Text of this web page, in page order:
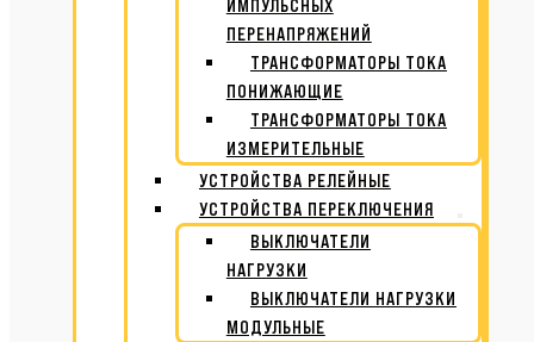
ИМПУЛЬСНЫХ
ПЕРЕНАПРЯЖЕНИЙ
ТРАНСФОРМАТОРЫ ТОКА
ПОНИЖАЮЩИЕ
ТРАНСФОРМАТОРЫ ТОКА
ИЗМЕРИТЕЛЬНЫЕ
УСТРОЙСТВА РЕЛЕЙНЫЕ
УСТРОЙСТВА ПЕРЕКЛЮЧЕНИЯ
ВЫКЛЮЧАТЕЛИ
НАГРУЗКИ
ВЫКЛЮЧАТЕЛИ НАГРУЗКИ
МОДУЛЬНЫЕ